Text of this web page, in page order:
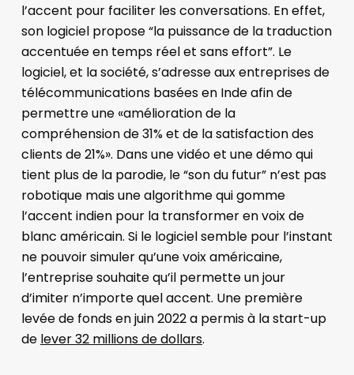
l’accent pour faciliter les conversations. En effet,
son logiciel propose “la puissance de la traduction
accentuée en temps réel et sans effort”. Le
logiciel, et la société, s’adresse aux entreprises de
télécommunications basées en Inde afin de
permettre une «amélioration de la
compréhension de 31% et de la satisfaction des
clients de 21%». Dans une vidéo et une démo qui
tient plus de la parodie, le “son du futur” n’est pas
robotique mais une algorithme qui gomme
l’accent indien pour la transformer en voix de
blanc américain. Si le logiciel semble pour l’instant
ne pouvoir simuler qu’une voix américaine,
l’entreprise souhaite qu’il permette un jour
d’imiter n’importe quel accent. Une première
levée de fonds en juin 2022 a permis à la start-up
de lever 32 millions de dollars.